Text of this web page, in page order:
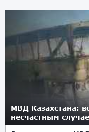
МВД Казахстана:
несчастным